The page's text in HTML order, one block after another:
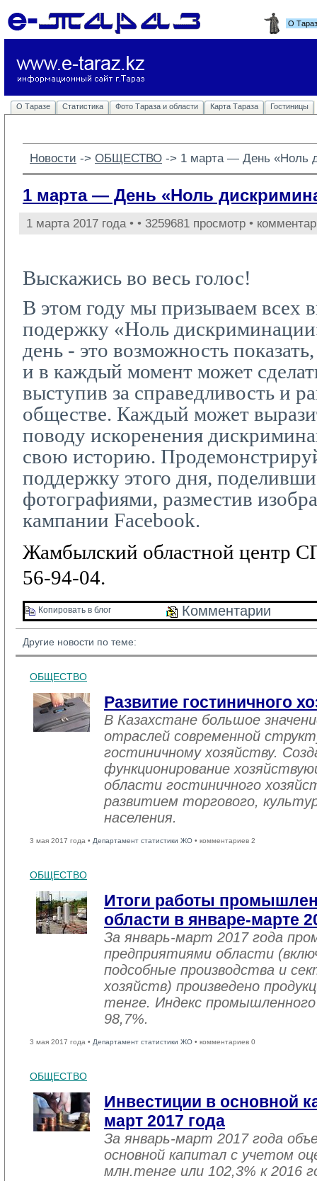
О
О Таразе Статистика Фото Тараза и области Карта Тараза Гостиницы
Новости -> ОБЩЕСТВО -> 1 марта — День «Ноль
1 марта — День «Ноль
1 марта 2017 года • • 3259681 просмотр •
Выскажись во весь голос!
В этом году мы призываем всех
подержку «Ноль
день - это возможность
и в каждый момент может
выступив за справедливость и
обществе. Каждый может
поводу искоренения
свою историю.
поддержку этого дня,
фотографиями, разместив
кампании Facebook.
Жамбылский областной центр
56-94-04.
Копировать в блог Комментарии
Другие новости по теме:
ОБЩЕСТВО
Развитие гостиничного
В Казахстане большое
отраслей современной
гостиничному хозяйству.
функционирование
области гостиничного
развитием торгового,
населения.
3 мая 2017 года • Департамент статистики ЖО • комментариев 2
ОБЩЕСТВО
Итоги работы
области в январе-марте
За январь-март 2017 года
предприятиями области
подсобные производства и
хозяйств) произведено
тенге. Индекс
98,7%.
3 мая 2017 года • Департамент статистики ЖО • комментариев 0
ОБЩЕСТВО
Инвестиции в основной
март 2017 года
За январь-март 2017 года
основной капитал с учетом
млн.тенге или 102,3% к 2016